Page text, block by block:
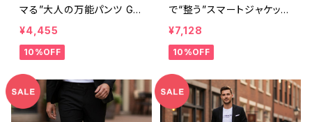
マる”大人の万能パンツ GR
AYAREA｜ウォッシャブル
ハイストレッチパンツ（デル
フト・ブルー）
¥4,455
10%OFF
で“整う”スマートジャケット
GRAYAREA｜ウォッシャブ
ル ハイストレッチジャケット
（デルフト・ブルー）
¥7,128
10%OFF